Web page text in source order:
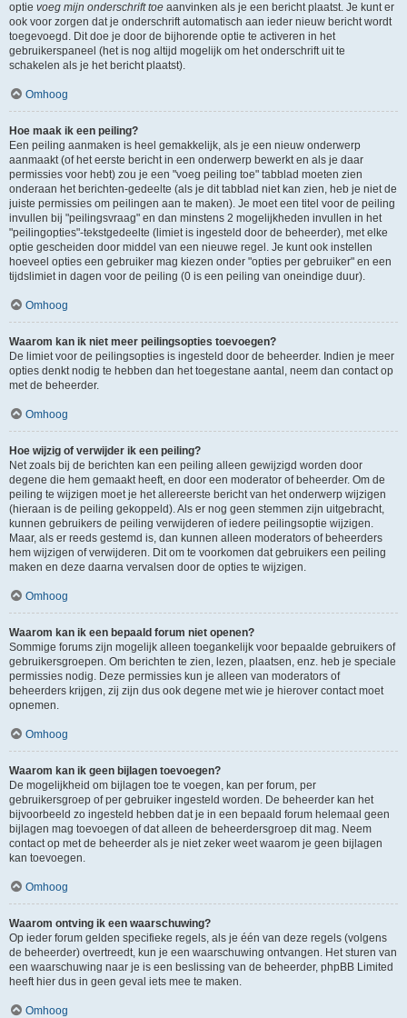
optie voeg mijn onderschrift toe aanvinken als je een bericht plaatst. Je kunt er
ook voor zorgen dat je onderschrift automatisch aan ieder nieuw bericht wordt
toegevoegd. Dit doe je door de bijhorende optie te activeren in het
gebruikerspaneel (het is nog altijd mogelijk om het onderschrift uit te
schakelen als je het bericht plaatst).
Omhoog
Hoe maak ik een peiling?
Een peiling aanmaken is heel gemakkelijk, als je een nieuw onderwerp
aanmaakt (of het eerste bericht in een onderwerp bewerkt en als je daar
permissies voor hebt) zou je een "voeg peiling toe" tabblad moeten zien
onderaan het berichten-gedeelte (als je dit tabblad niet kan zien, heb je niet de
juiste permissies om peilingen aan te maken). Je moet een titel voor de peiling
invullen bij "peilingsvraag" en dan minstens 2 mogelijkheden invullen in het
"peilingopties"-tekstgedeelte (limiet is ingesteld door de beheerder), met elke
optie gescheiden door middel van een nieuwe regel. Je kunt ook instellen
hoeveel opties een gebruiker mag kiezen onder "opties per gebruiker" en een
tijdslimiet in dagen voor de peiling (0 is een peiling van oneindige duur).
Omhoog
Waarom kan ik niet meer peilingsopties toevoegen?
De limiet voor de peilingsopties is ingesteld door de beheerder. Indien je meer
opties denkt nodig te hebben dan het toegestane aantal, neem dan contact op
met de beheerder.
Omhoog
Hoe wijzig of verwijder ik een peiling?
Net zoals bij de berichten kan een peiling alleen gewijzigd worden door
degene die hem gemaakt heeft, en door een moderator of beheerder. Om de
peiling te wijzigen moet je het allereerste bericht van het onderwerp wijzigen
(hieraan is de peiling gekoppeld). Als er nog geen stemmen zijn uitgebracht,
kunnen gebruikers de peiling verwijderen of iedere peilingsoptie wijzigen.
Maar, als er reeds gestemd is, dan kunnen alleen moderators of beheerders
hem wijzigen of verwijderen. Dit om te voorkomen dat gebruikers een peiling
maken en deze daarna vervalsen door de opties te wijzigen.
Omhoog
Waarom kan ik een bepaald forum niet openen?
Sommige forums zijn mogelijk alleen toegankelijk voor bepaalde gebruikers of
gebruikersgroepen. Om berichten te zien, lezen, plaatsen, enz. heb je speciale
permissies nodig. Deze permissies kun je alleen van moderators of
beheerders krijgen, zij zijn dus ook degene met wie je hierover contact moet
opnemen.
Omhoog
Waarom kan ik geen bijlagen toevoegen?
De mogelijkheid om bijlagen toe te voegen, kan per forum, per
gebruikersgroep of per gebruiker ingesteld worden. De beheerder kan het
bijvoorbeeld zo ingesteld hebben dat je in een bepaald forum helemaal geen
bijlagen mag toevoegen of dat alleen de beheerdersgroep dit mag. Neem
contact op met de beheerder als je niet zeker weet waarom je geen bijlagen
kan toevoegen.
Omhoog
Waarom ontving ik een waarschuwing?
Op ieder forum gelden specifieke regels, als je één van deze regels (volgens
de beheerder) overtreedt, kun je een waarschuwing ontvangen. Het sturen van
een waarschuwing naar je is een beslissing van de beheerder, phpBB Limited
heeft hier dus in geen geval iets mee te maken.
Omhoog